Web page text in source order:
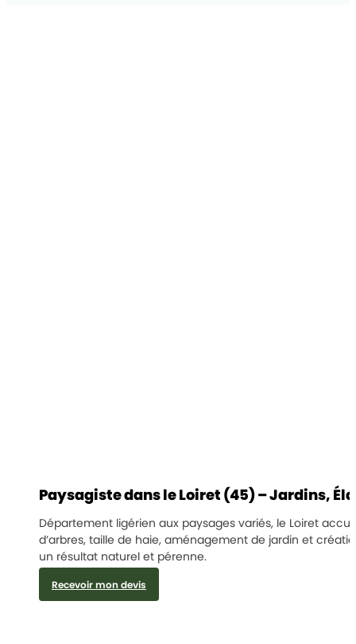
Paysagiste dans le Loiret (45) – Jardins,
Département ligérien aux paysages variés, le Loiret
d’arbres, taille de haie, aménagement de jardin et
un résultat naturel et pérenne.
Recevoir mon devis